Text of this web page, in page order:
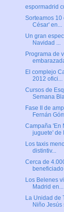
espormadrid
Sorteamos
César' en...
Un gran
Navidad ...
Programa de
El complejo
2012 ofici...
Cursos de
Semana
Fase II de
Fernán
Campaña 'En
juguete' de
Los taxis
distintiv...
Cerca de
Los Belenes
Madrid en...
La Unidad de
Niño Jesús